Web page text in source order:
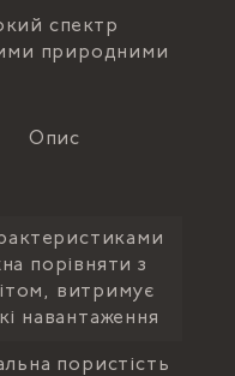
спектр
природними
Опис
порівняти з
витримує
навантаження
пористість